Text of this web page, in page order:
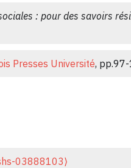
pp.31-35. ⟨hal-01413534⟩
: pour des savoirs
Presses Université,
03888103⟩